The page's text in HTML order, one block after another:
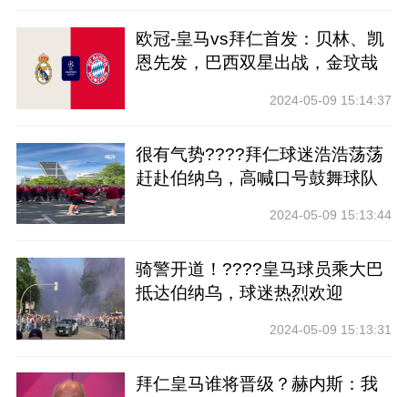
欧冠-皇马vs拜仁首发：贝林、凯
恩先发，巴西双星出战，金玟哉
2024-05-09 15:14:37
很有气势????拜仁球迷浩浩荡荡
赶赴伯纳乌，高喊口号鼓舞球队
2024-05-09 15:13:44
骑警开道！????皇马球员乘大巴
抵达伯纳乌，球迷热烈欢迎
2024-05-09 15:13:31
拜仁皇马谁将晋级？赫内斯：我